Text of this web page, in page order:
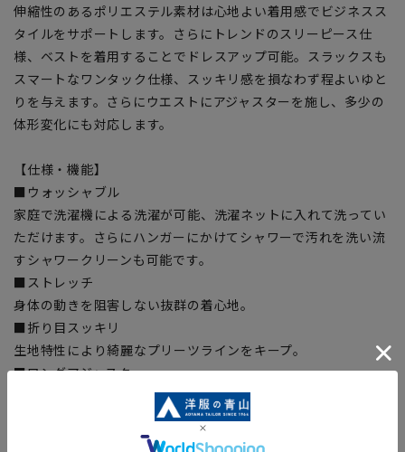
伸縮性のあるポリエステル素材は心地よい着用感でビジネスス
タイルをサポートします。さらにトレンドのスリーピース仕
様、ベストを着用することでドレスアップ可能。スラックスも
スマートなワンタック仕様、スッキリ感を損なわず程よいゆと
りを与えます。さらにウエストにアジャスターを施し、多少の
体形変化にも対応します。
【仕様・機能】
■ウォッシャブル
家庭で洗濯機による洗濯が可能、洗濯ネットに入れて洗ってい
ただけます。さらにハンガーにかけてシャワーで汚れを洗い流
すシャワークリーンも可能です。
■ストレッチ
身体の動きを阻害しない抜群の着心地。
■折り目スッキリ
生地特性により綺麗なプリーツラインをキープ。
■ロングアジャスター
ウエストサイズの実寸からプラス約4cm、マイナス約4cmスラ
イドするアジャスターを採用、ウエストが楽に広がり窮屈感を